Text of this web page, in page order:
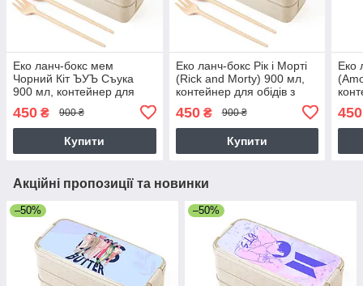
Еко ланч-бокс мем
Чорний Кіт ЪУЪ Съука
900 мл, контейнер для
обідів з виделкою і ложкою
450 ₴ 900 ₴
Купити
Еко ланч-бокс Рік і Морті
(Rick and Morty) 900 мл,
контейнер для обідів з
450₴ 900 ₴
Купити
Еко
450
Акційні пропозиції та новинки
–50% –50%